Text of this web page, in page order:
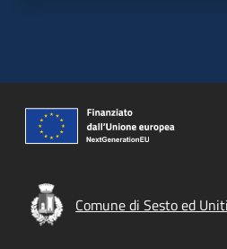
Comune di Sesto ed Uniti